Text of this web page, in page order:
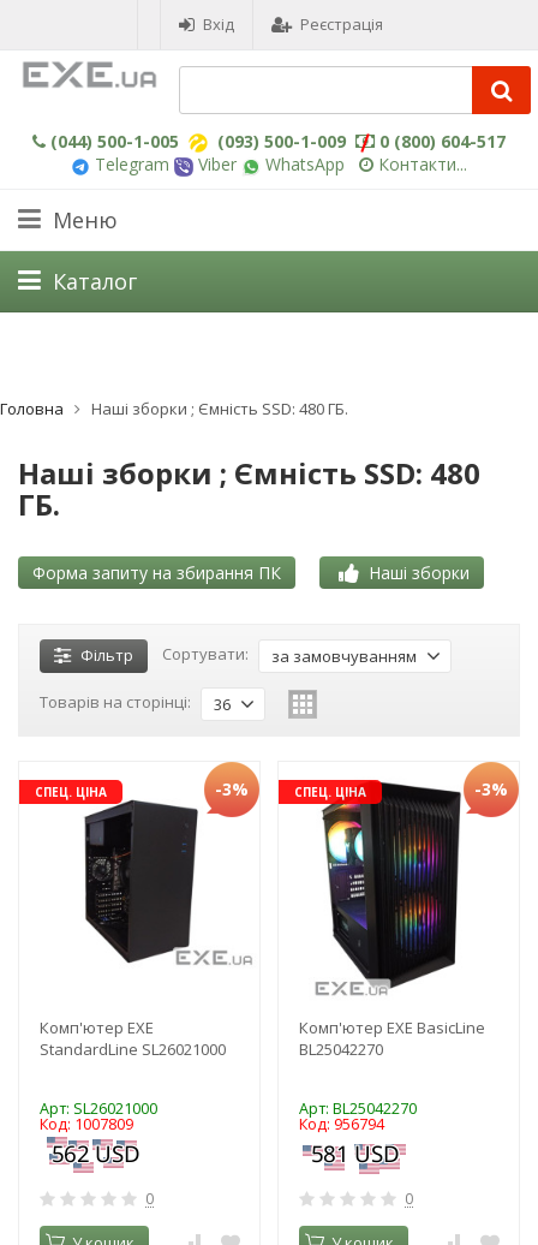
Вхід Реєстрація
(044) 500-1-005 (093) 500-1-009
0 (800) 604-517
Telegram
Viber WhatsApp Контакти...
Меню
Каталог
Головна Наші зборки ; Ємність SSD: 480 ГБ.
Наші зборки ; Ємність SSD: 480
ГБ.
Форма запиту на збирання ПК Наші зборки
Фільтр Сортувати: за замовчуванням
Товарів на сторінці: 36
СПЕЦ. ЦІНА -3%
Комп'ютер EXE
StandardLine SL26021000
Арт: SL26021000
Код: 1007809
0
СПЕЦ. ЦІНА -3%
Комп'ютер EXE BasicLine
BL25042270
Арт: BL25042270
Код: 956794
0